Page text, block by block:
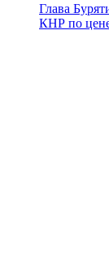
Глава
КНР по